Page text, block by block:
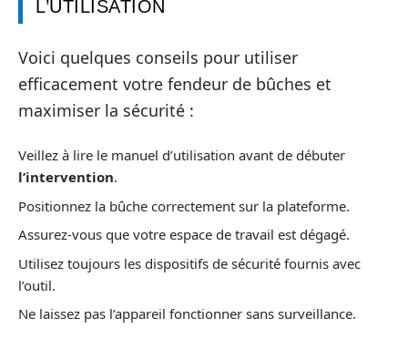
L’UTILISATION
Voici quelques conseils pour utiliser
efficacement votre fendeur de bûches et
maximiser la sécurité :
Veillez à lire le manuel d’utilisation avant de débuter
l’intervention.
Positionnez la bûche correctement sur la plateforme.
Assurez-vous que votre espace de travail est dégagé.
Utilisez toujours les dispositifs de sécurité fournis avec
l’outil.
Ne laissez pas l’appareil fonctionner sans surveillance.